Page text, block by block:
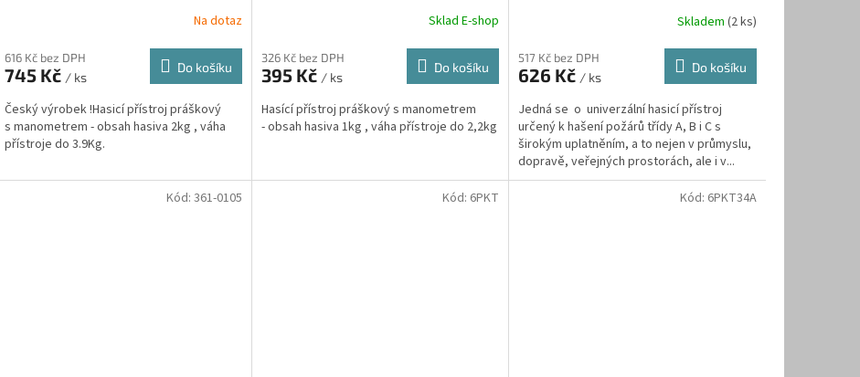
Na dotaz
616 Kč bez DPH
745 Kč / ks
Do košíku
Český výrobek !Hasicí přístroj práškový
s manometrem - obsah hasiva 2kg , váha
přístroje do 3.9Kg.
Sklad E-shop
326 Kč bez DPH
395 Kč / ks
Do košíku
Hasící přístroj práškový s manometrem
- obsah hasiva 1kg , váha přístroje do 2,2kg
Skladem (2 ks)
517 Kč bez DPH
626 Kč / ks
Do košíku
Jedná se o univerzální hasicí přístroj
určený k hašení požárů třídy A, B i C s
širokým uplatněním, a to nejen v průmyslu,
dopravě, veřejných prostorách, ale i v...
Kód: 361-0105 Kód: 6PKT Kód: 6PKT34A